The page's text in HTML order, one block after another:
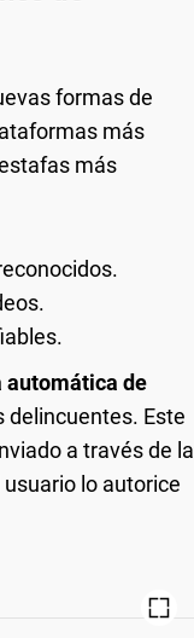
formas de
más
más
automática de
delincuentes. Este
a través de la
lo autorice